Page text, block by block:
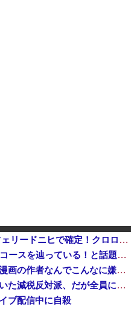
【衝撃】クルタ族虐 殺の犯人、ツェリードニヒで確定！クロロの演劇のせいで2人も無駄死ににwwww
中国に上陸する台風13号が絶妙なコースを辿っている！と話題に、中国の重要都市の上に長々と居座り続けるルートで……他
【悲報】みいちゃんと山田さんの漫画の作者なんでこんなに嫌われてるんだろうな
今まで賛成派から発言権を奪っていた減税反対派、だが全員に発言権が与えられるように方式変更された途端……
ブ配信中に自殺